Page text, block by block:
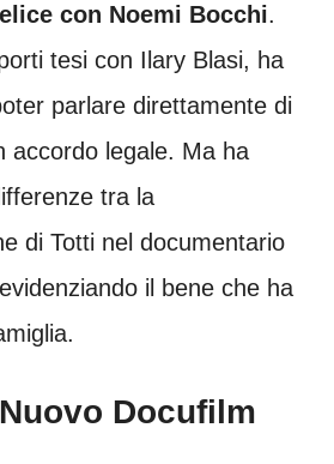
con Noemi Bocchi.
tesi con Ilary Blasi, ha
parlare direttamente di
accordo legale. Ma ha
tra la
di Totti nel documentario
il bene che ha
Docufilm